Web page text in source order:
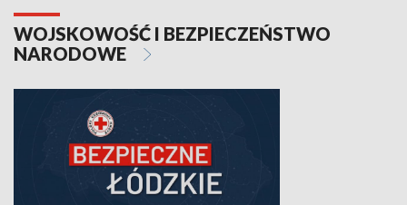
WOJSKOWOŚĆ I BEZPIECZEŃSTWO
NARODOWE